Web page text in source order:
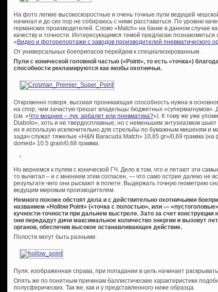
На фото легкие высокоскоростные и очень точные пули ведущей
начинал и до сих пор не собираюсь с ними расставаться. По уровню
германских производителей. Слово «Match» на банке в данном случае
качеству и точности. Интересующимся темой предлагаю
« Видео и фоторепортажи с заводов производителей пневматического
От универсальных боеприпасов перейдем к специализированным.
Пули с конической головной частью (« Point», то есть «точка»)
способности рекламируются как якобы охотничьи.
Откровенно говоря, высокая проникающая способность нужна в
на спор, чем зачастую грешат владельцы бюджетных
(см. «Что мощнее – лук, арбалет или пневматика?»). К тому же уже
Diabolo», хоть и не твердосплавные, но с неменьшим энтузиазмом
их я использую исключительно для стрельбы по бумажным мишеням и
задач служат тяжелые «H&N Baracuda Match» 10,65 gr»/0,69 грамма
domed» 10.5 grain/0,68 грамма.
Но вернемся к пулям с конической ГЧ. Дело в том, что и летают эти
то вычитал – и с мнением этим согласен, — что само острие далеко не
результате чего они рыскают в полете. Выдержать точную геометрию
ведущим мировым производителям.
Немного похоже обстоят дела и с действительно охотничьими
названием « Hollow Point» («точка с полостью», или —
кучности-точности при дальнем выстреле. Зато за счет
они передадут дичи максимальное количество энергии и вызовут
органов, обеспечив высокое останавливающее действие.
Полости могут быть разными:
Пуля, изображенная справа, при попадании в цель начинает
Опять же по понятным причинам баллистические характеристики
полусферических. Так же, как и у представленного ниже образца.